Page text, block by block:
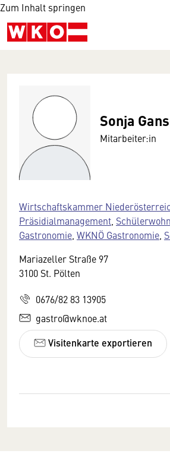
Zum Inhalt springen
Sonja
Mitarbeiter:in
Wirtschaftskammer
Präsidialmanagement
Gastronomie WKNÖ Gastronomie
Mariazeller Straße 97
3100 St. Pölten
0676/82 83 13905
gastro@wknoe.at
Visitenkarte exportieren